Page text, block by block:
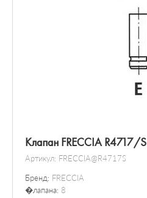
Клапан FRECCIA R4717/S
Артикул: FRECCIA@R4717S
Бренд: FRECCIA
�лапана: 8